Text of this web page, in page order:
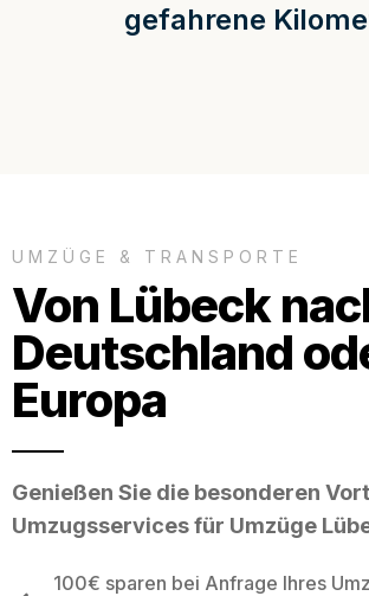
gefahrene
UMZÜGE & TRANSPORTE
Von Lübeck
Deutschland
Europa
Genießen Sie die besonderen
Umzugsservices für Umzüge
100€ sparen bei Anfrage Ihres